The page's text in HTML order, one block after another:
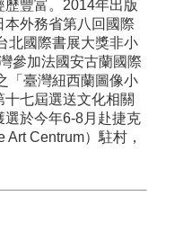
豐富。2014年出版
外務省第八回國際
北國際書展大獎非小
參加法國安古蘭國際
「臺灣紐西蘭圖像小
七屆選送文化相關
選於今年6-8月赴捷克
Art Centrum）駐村，